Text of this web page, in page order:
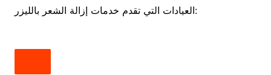
العيادات التي تقدم خدمات إزالة الشعر بالليزر: